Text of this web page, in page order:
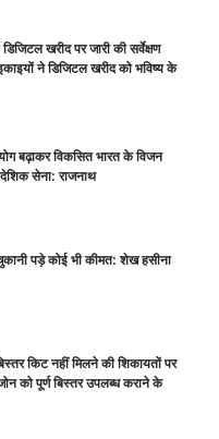
खरीद पर जारी की सर्वेक्षण
ने डिजिटल खरीद को भविष्य के
बढ़ाकर विकसित भारत के विजन
सेना: राजनाथ
पड़े कोई भी कीमत: शेख हसीना
किट नहीं मिलने की शिकायतों पर
को पूर्ण बिस्तर उपलब्ध कराने के